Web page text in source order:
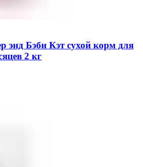
энд Бэби Кэт сухой корм для
2 кг